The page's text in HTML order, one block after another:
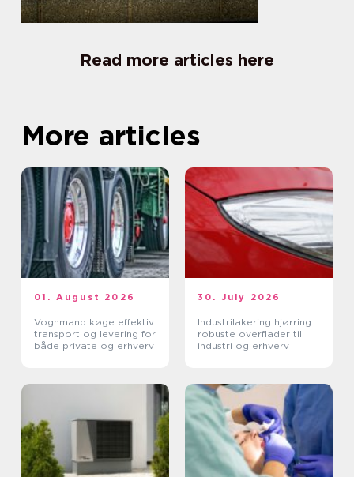
Read more articles here
More articles
01. August 2026
Vognmand køge effektiv
transport og levering for
både private og erhverv
30. July 2026
Industrilakering hjørring
robuste overflader til
industri og erhverv